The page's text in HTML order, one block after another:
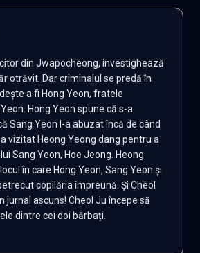
din Jwapocheong, investighează
otrăvit. Dar criminalul se predă în
a fi Hong Yeon, fratele
Hong Yeon spune că s-a
Sang Yeon l-a abuzat încă de când
vizitat Heong Yeong dang pentru a
Sang Yeon, Hoe Jeong. Heong
în care Hong Yeon, Sang Yeon și
copilăria împreună. Și Cheol
jurnal ascuns! Cheol Ju începe să
dintre cei doi bărbați.